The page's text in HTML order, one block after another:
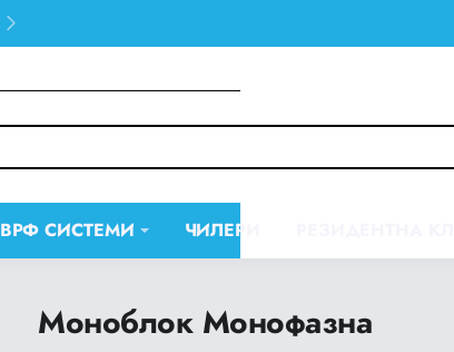
ВРФ СИСТЕМИ ЧИЛЕРИ
Моноблок Монофазна